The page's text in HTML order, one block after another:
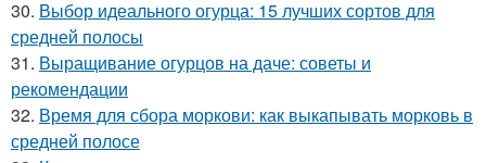
30. Выбор идеального огурца: 15 лучших сортов для
средней полосы
31. Выращивание огурцов на даче: советы и
рекомендации
32. Время для сбора моркови: как выкапывать морковь в
средней полосе